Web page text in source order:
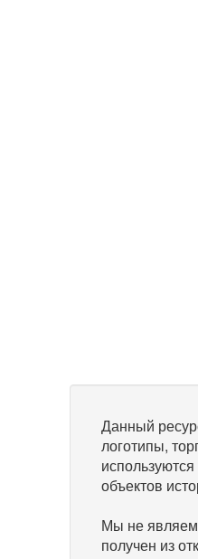
Данный
логотипы,
объектов
Мы не
получен из